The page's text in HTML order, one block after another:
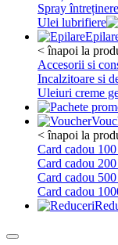
Spray întreținere
Ulei lubrifiere
< înapoi la
Accesorii si
Incalzitoare si
Uleiuri creme
< înapoi la
Card cadou
Card cadou
Card cadou
Card cadou